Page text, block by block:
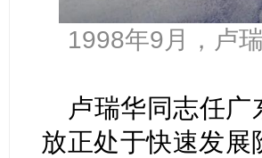
1998年9月，卢
卢瑞华同志任
放正处于快速发